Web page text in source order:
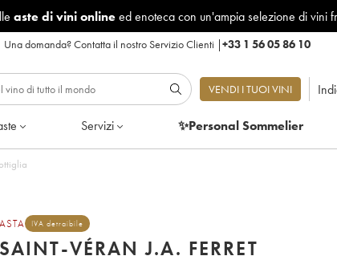
aste di vini onlineed enoteca con un'ampia selezione di vini
Una domanda?Contatta il nostro Servizio Clienti |+33 1 56 05 86 10
VENDI I TUOI VINI
Servizi ✨Personal Sommelier
di 1 bottiglia
ASTA IVA detraibile
SAINT-VÉRAN J.A. FERRET